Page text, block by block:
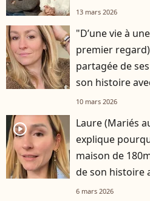
13 mars 2026
"D’une vie à
premier
partagée de
son histoire
10 mars 2026
player2
Laure (Mariés
explique
maison de
de son histoire
6 mars 2026